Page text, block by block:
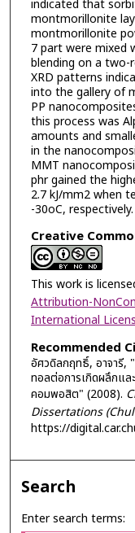
indicated that
montmorillonite
montmorillonite
7 part were mixed
blending on a two-
XRD patterns
into the gallery of
PP
this process was
amounts and
in the
MMT
phr gained the
2.7 kJ/mm2 when
-30oC, respectively.
Creative
This work is
Attribution-
International
Recommended
อัศวดิลกฤทธิ์, อาจารี,
ทอลต่อการเกิดผลึกแ
คอมพอสิต" (2008).
Dissertations
https://
Search
Enter search terms: